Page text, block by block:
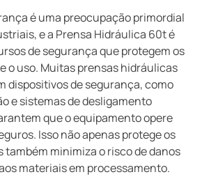
é uma preocupação primordial
e a Prensa Hidráulica 60t é
de segurança que protegem os
o uso. Muitas prensas hidráulicas
dispositivos de segurança, como
e sistemas de desligamento
que o equipamento opere
Isso não apenas protege os
também minimiza o risco de danos
materiais em processamento.